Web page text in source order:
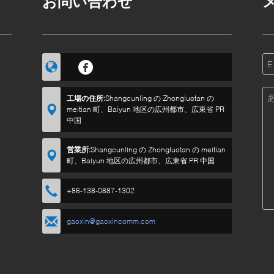
工場の住所:Shangcunling の Zhongluotan の
meitian 町、Baiyun 地区の広州都市、広東省 PR
中国
営業所:Shangcunling の Zhongluotan の meitian
町、Baiyun 地区の広州都市、広東省 PR 中国
+86-138-0887-1302
gaoxin@gaoxincomm.com